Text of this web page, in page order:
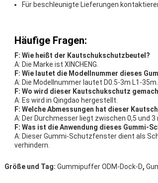
Für beschleunigte Lieferungen
Häufige Fragen:
F: Wie heißt der Kautschukschutzbeutel?
A: Die Marke ist XINCHENG.
F: Wie lautet die Modellnummer dieses
A: Die Modellnummer lautet D0.5-3m L1-35m.
F: Wo wird dieser Kautschukschutz
A: Es wird in Qingdao hergestellt.
F: Welche Abmessungen hat dieser
A: Der Durchmesser liegt zwischen 0,5 und
F: Was ist die Anwendung dieses Gummi-
A: Dieser Gummi-Schutzfenster dient als
verhindern.
Größe und Tag: Gummipuffer ODM-Dock-D,